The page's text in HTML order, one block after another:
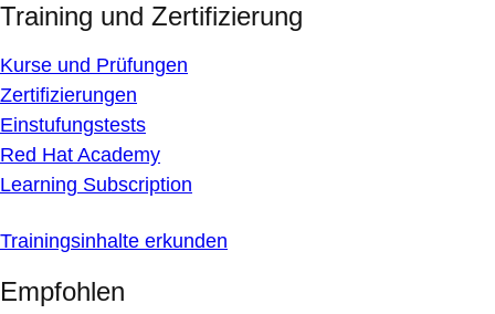
Training und Zertifizierung
Kurse und Prüfungen
Zertifizierungen
Einstufungstests
Red Hat Academy
Learning Subscription
Trainingsinhalte erkunden
Empfohlen